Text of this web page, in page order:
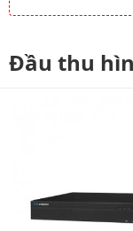
Đầu thu